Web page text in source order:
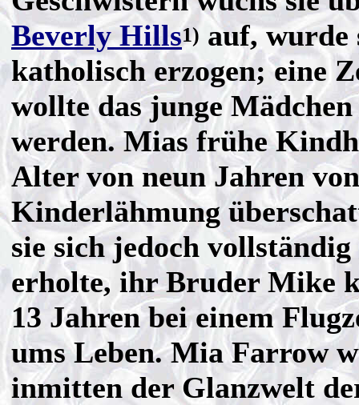
Beverly Hills1) auf, wurde
katholisch erzogen; eine
wollte das junge Mädchen
werden. Mias frühe
Alter von neun Jahren
Kinderlähmung
sie sich jedoch
erholte, ihr Bruder Mike
13 Jahren bei einem
ums Leben. Mia Farrow
inmitten der Glanzwelt